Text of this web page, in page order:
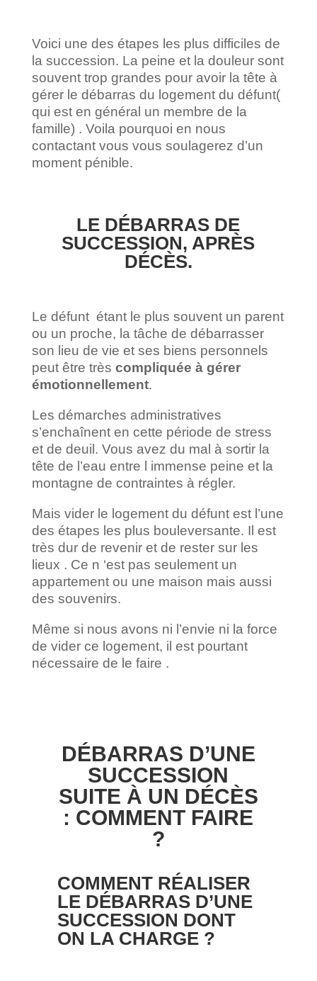
Voici une des étapes les plus difficiles de
la succession. La peine et la douleur sont
souvent trop grandes pour avoir la tête à
gérer le débarras du logement du défunt(
qui est en général un membre de la
famille) . Voila pourquoi en nous
contactant vous vous soulagerez d’un
moment pénible.
LE DÉBARRAS DE
SUCCESSION, APRÈS
DÉCÈS.
Le défunt étant le plus souvent un parent
ou un proche, la tâche de débarrasser
son lieu de vie et ses biens personnels
peut être très compliquée à gérer
émotionnellement.
Les démarches administratives
s’enchaînent en cette période de stress
et de deuil. Vous avez du mal à sortir la
tête de l’eau entre l immense peine et la
montagne de contraintes à régler.
Mais vider le logement du défunt est l’une
des étapes les plus bouleversante. Il est
très dur de revenir et de rester sur les
lieux . Ce n ‘est pas seulement un
appartement ou une maison mais aussi
des souvenirs.
Même si nous avons ni l’envie ni la force
de vider ce logement, il est pourtant
nécessaire de le faire .
DÉBARRAS D’UNE
SUCCESSION
SUITE À UN DÉCÈS
: COMMENT FAIRE
?
COMMENT RÉALISER
LE DÉBARRAS D’UNE
SUCCESSION DONT
ON LA CHARGE ?